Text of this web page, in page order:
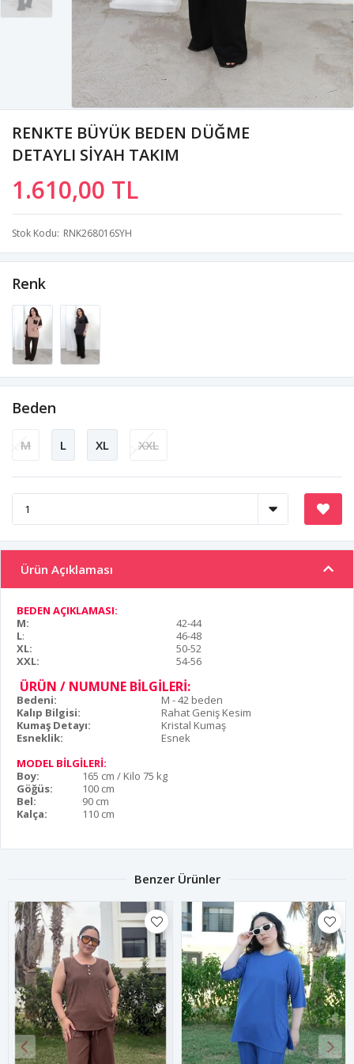
RENKTE BÜYÜK BEDEN DÜĞME
DETAYLI SİYAH TAKIM
1.610,00 TL
Stok Kodu RNK268016SYH
Renk
Beden
M L XL XXL
Ürün Açıklaması
BEDEN AÇIKLAMASI:
M:
42-44
L:
46-48
XL:
50-52
XXL:
54-56
ÜRÜN / NUMUNE BİLGİLERİ:
Bedeni:
M - 42 beden
Kalıp Bilgisi:
Rahat Geniş Kesim
Kumaş Detayı:
Kristal Kumaş
Esneklik:
Esnek
MODEL BİLGİLERİ:
Boy:
165 cm / Kilo 75 kg
Göğüs:
100 cm
Bel:
90 cm
Kalça:
110 cm
Benzer Ürünler